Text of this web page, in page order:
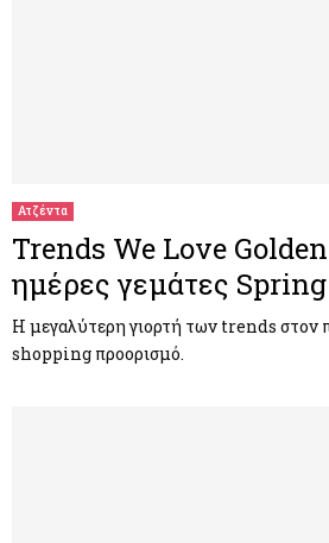
Ατζέντα
Trends We Love
ηµέρες γεµάτες
Η µεγαλύτερη γιορτή των trends
shopping προορισµό.